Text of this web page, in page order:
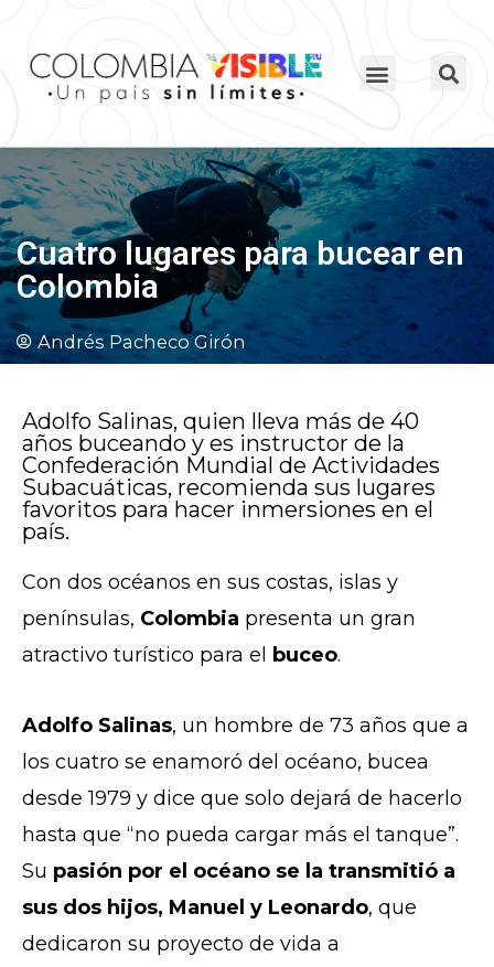
Cuatro lugares para bucear en
Colombia
Andrés Pacheco Girón
Adolfo Salinas, quien lleva más de 40
años buceando y es instructor de la
Confederación Mundial de Actividades
Subacuáticas, recomienda sus lugares
favoritos para hacer inmersiones en el
país.
Con dos océanos en sus costas, islas y
penínsulas, Colombia presenta un gran
atractivo turístico para el buceo.
Adolfo Salinas, un hombre de 73 años que a
los cuatro se enamoró del océano, bucea
desde 1979 y dice que solo dejará de hacerlo
hasta que “no pueda cargar más el tanque”.
Su pasión por el océano se la transmitió a
sus dos hijos, Manuel y Leonardo, que
dedicaron su proyecto de vida a